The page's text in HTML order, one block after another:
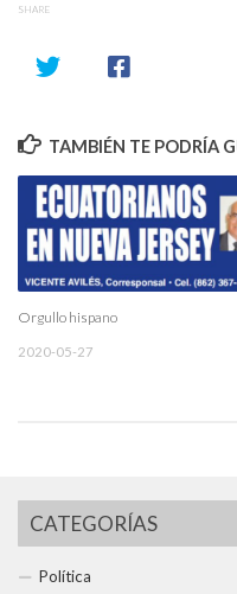
SHARE
TAMBIÉN TE PODRÍA
Orgullo hispano
2020-05-27
CATEGORÍAS
Política